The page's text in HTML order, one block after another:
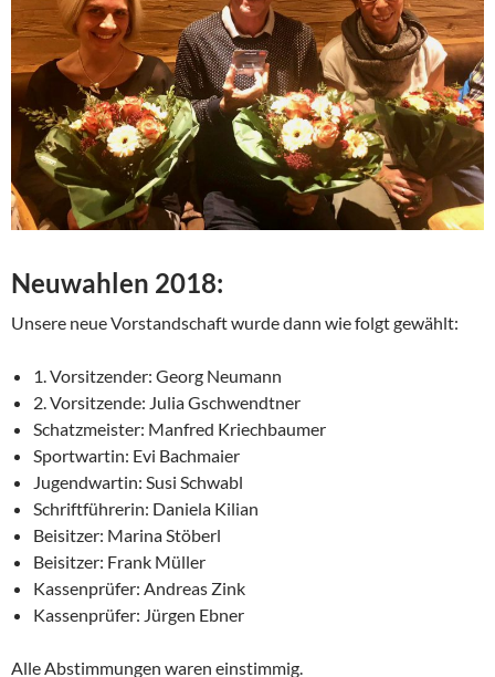
Neuwahlen 2018:
Unsere neue Vorstandschaft wurde dann wie folgt gewählt:
1. Vorsitzender: Georg Neumann
2. Vorsitzende: Julia Gschwendtner
Schatzmeister: Manfred Kriechbaumer
Sportwartin: Evi Bachmaier
Jugendwartin: Susi Schwabl
Schriftführerin: Daniela Kilian
Beisitzer: Marina Stöberl
Beisitzer: Frank Müller
Kassenprüfer: Andreas Zink
Kassenprüfer: Jürgen Ebner
Alle Abstimmungen waren einstimmig.